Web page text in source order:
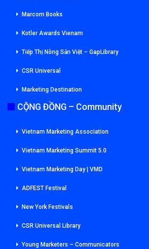
Marcom Books
Kotler Awards Vienam
Tiếp Thị Nông Sản Việt – GapLibrary
CSR Universal
Marketing Destination
CỘNG ĐỒNG – Community
Vietnam Marketing Association
Vietnam Marketing Summit 5.0
Vietnam Marketing Day | VMD
ADFEST Festival
New York Festivals
CSR Universal Library
Young Marketers – Communicators